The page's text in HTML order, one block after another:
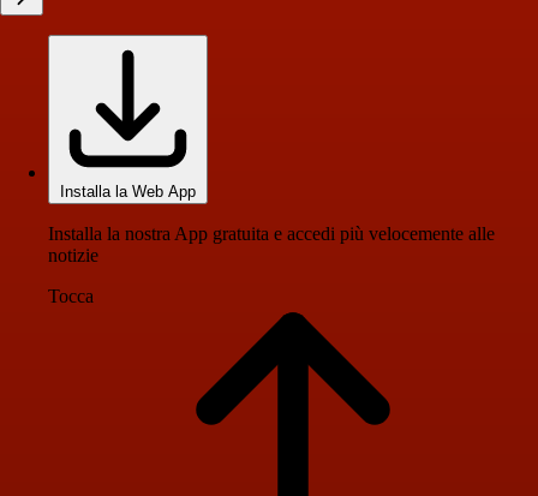
Installa la Web App
Installa la nostra App gratuita e accedi più velocemente alle
notizie
Tocca